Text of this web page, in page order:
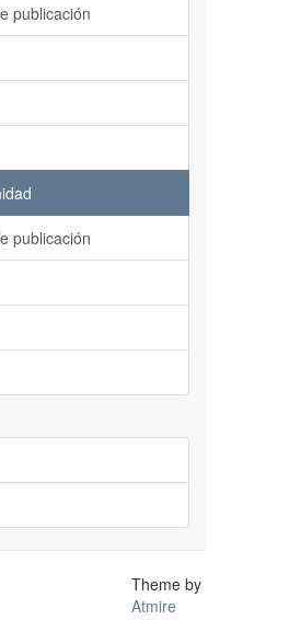
publicación
publicación
Theme by
Atmire